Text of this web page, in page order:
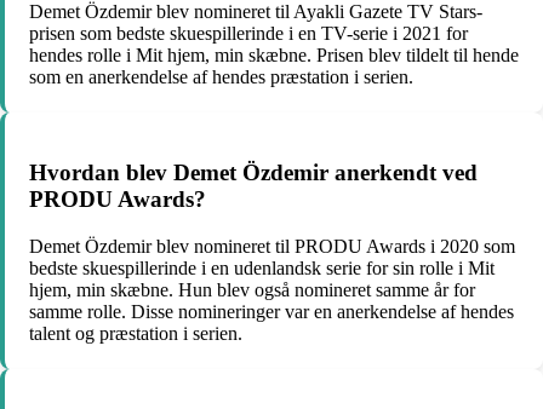
Demet Özdemir blev nomineret til Ayakli Gazete TV Stars-
prisen som bedste skuespillerinde i en TV-serie i 2021 for
hendes rolle i Mit hjem, min skæbne. Prisen blev tildelt til hende
som en anerkendelse af hendes præstation i serien.
Hvordan blev Demet Özdemir anerkendt ved
PRODU Awards?
Demet Özdemir blev nomineret til PRODU Awards i 2020 som
bedste skuespillerinde i en udenlandsk serie for sin rolle i Mit
hjem, min skæbne. Hun blev også nomineret samme år for
samme rolle. Disse nomineringer var en anerkendelse af hendes
talent og præstation i serien.